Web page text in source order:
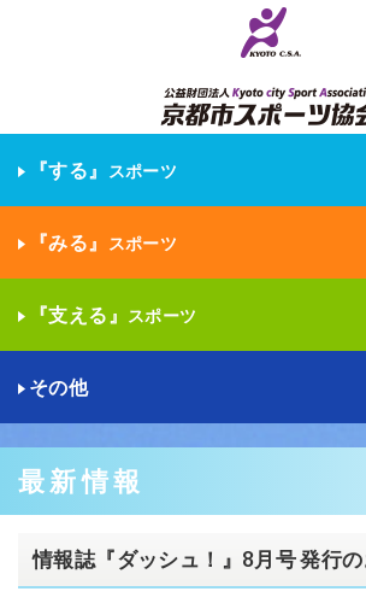
『する』 スポーツ
『みる』 スポーツ
『支える』 スポーツ
その他
最新情報
情報誌『ダッシュ！』8月号 発行